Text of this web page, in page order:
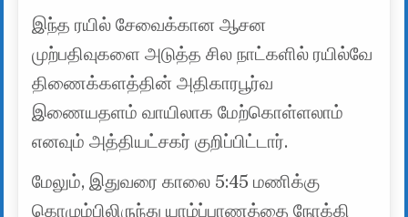
இந்த ரயில் சேவைக்கான ஆசன
முற்பதிவுகளை அடுத்த சில நாட்களில் ரயில்வே
திணைக்களத்தின் அதிகாரபூர்வ
இணையதளம் வாயிலாக மேற்கொள்ளலாம்
எனவும் அத்தியட்சகர் குறிப்பிட்டார்.
மேலும், இதுவரை காலை 5:45 மணிக்கு
கொழும்பிலிருந்து யாழ்ப்பாணத்தை நோக்கி